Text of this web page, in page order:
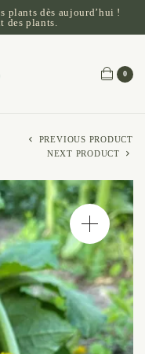
plants dès aujourd’hui !
des plants.
0
PREVIOUS PRODUCT
NEXT PRODUCT